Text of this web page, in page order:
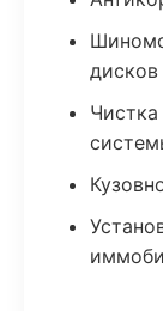
дисков